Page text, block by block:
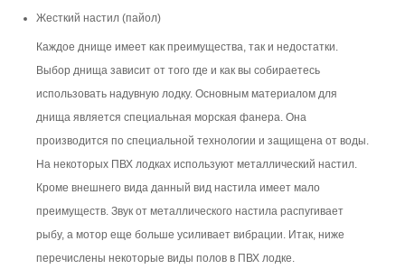
Жесткий настил (пайол)
Каждое днище имеет как преимущества, так и недостатки.
Выбор днища зависит от того где и как вы собираетесь
использовать надувную лодку. Основным материалом для
днища является специальная морская фанера. Она
производится по специальной технологии и защищена от воды.
На некоторых ПВХ лодках используют металлический настил.
Кроме внешнего вида данный вид настила имеет мало
преимуществ. Звук от металлического настила распугивает
рыбу, а мотор еще больше усиливает вибрации. Итак, ниже
перечислены некоторые виды полов в ПВХ лодке.